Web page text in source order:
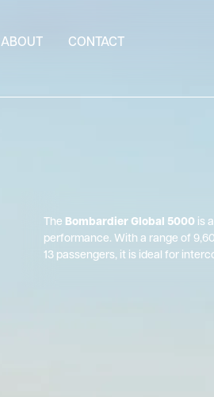
ABOUT CONTACT
The Bombardier Global 5000 is
performance. With a range of
13 passengers, it is ideal for